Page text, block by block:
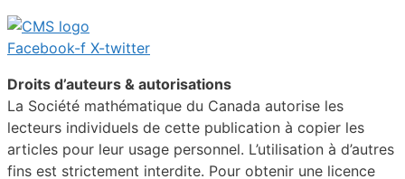
Facebook-f X-twitter
Droits d’auteurs & autorisations
La Société mathématique du Canada autorise les
lecteurs individuels de cette publication à copier les
articles pour leur usage personnel. L’utilisation à d’autres
fins est strictement interdite. Pour obtenir une licence